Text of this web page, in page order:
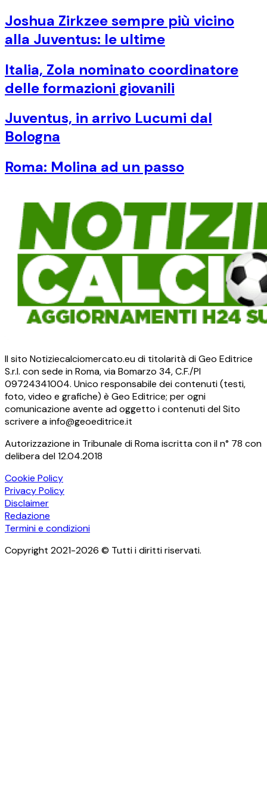
Joshua Zirkzee sempre più vicino
alla Juventus: le ultime
Italia, Zola nominato coordinatore
delle formazioni giovanili
Juventus, in arrivo Lucumi dal
Bologna
Roma: Molina ad un passo
Il sito Notiziecalciomercato.eu di titolarità di Geo Editrice
S.r.l. con sede in Roma, via Bomarzo 34, C.F./PI
09724341004. Unico responsabile dei contenuti (testi,
foto, video e grafiche) è Geo Editrice; per ogni
comunicazione avente ad oggetto i contenuti del Sito
scrivere a info@geoeditrice.it
Autorizzazione in Tribunale di Roma iscritta con il n° 78 con
delibera del 12.04.2018
Cookie Policy
Privacy Policy
Disclaimer
Redazione
Termini e condizioni
Copyright 2021-2026 © Tutti i diritti riservati.